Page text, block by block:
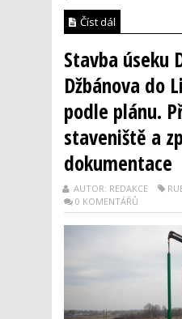
Číst dál
Stavba úseku
Džbánova do
podle plánu.
staveniště a
dokumentace
AUTOR: REDAKCE
0 KOMENTÁŘŮ